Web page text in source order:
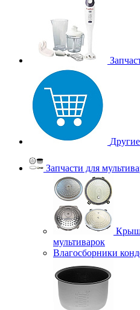
Запчасти для
мультиварок
Влагосборники